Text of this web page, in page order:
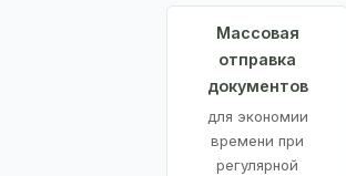
Массовая
отправка
документов
для экономии
времени при
регулярной